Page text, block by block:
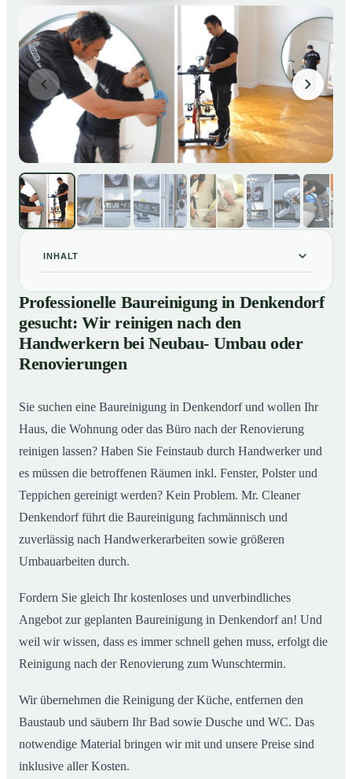
INHALT
01 Professionelle Baureinigung in Denkendorf gesucht:
Wir reinigen nach den Handwerkern bei Neubau-
Umbau oder Renovierungen
02Baureinigung in Denkendorf – Profis im Einsatz
Professionelle Baureinigung in Denkendorf
gesucht: Wir reinigen nach den
Handwerkern bei Neubau- Umbau oder
Renovierungen
Sie suchen eine Baureinigung in Denkendorf und wollen Ihr
Haus, die Wohnung oder das Büro nach der Renovierung
reinigen lassen? Haben Sie Feinstaub durch Handwerker und
es müssen die betroffenen Räumen inkl. Fenster, Polster und
Teppichen gereinigt werden? Kein Problem. Mr. Cleaner
Denkendorf führt die Baureinigung fachmännisch und
zuverlässig nach Handwerkerarbeiten sowie größeren
Umbauarbeiten durch.
Fordern Sie gleich Ihr kostenloses und unverbindliches
Angebot zur geplanten Baureinigung in Denkendorf an! Und
weil wir wissen, dass es immer schnell gehen muss, erfolgt die
Reinigung nach der Renovierung zum Wunschtermin.
Wir übernehmen die Reinigung der Küche, entfernen den
Baustaub und säubern Ihr Bad sowie Dusche und WC. Das
notwendige Material bringen wir mit und unsere Preise sind
inklusive aller Kosten.